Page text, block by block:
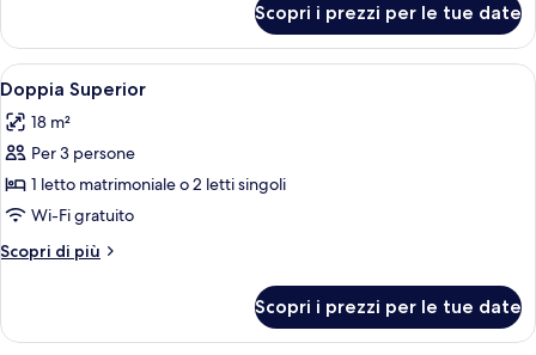
Deluxe
Scopri i prezzi per le tue date
Apri
tutte
le
foto
per
Doppia
Superior
Un letto rifatto con cura, una
7
Doppia Superior
18 m²
Per 3 persone
1 letto matrimoniale o 2 letti singoli
Wi-Fi gratuito
Scopri di più
Altri
Superior
Scopri i prezzi per le tue date